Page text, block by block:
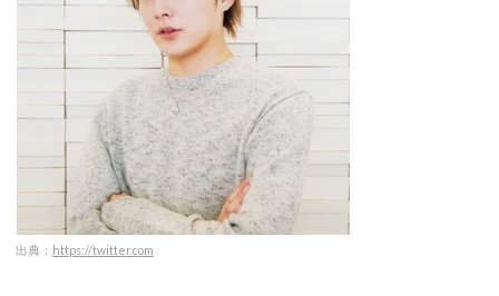
出典： https://twitter.com